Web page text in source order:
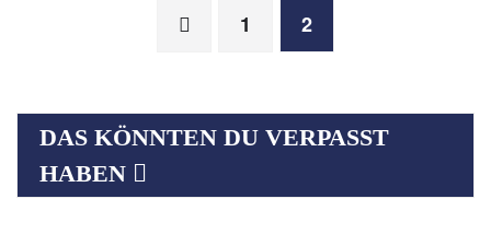
Seitennummerierung
Beiträge
1 2
DAS KÖNNTEN DU VERPASST
HABEN